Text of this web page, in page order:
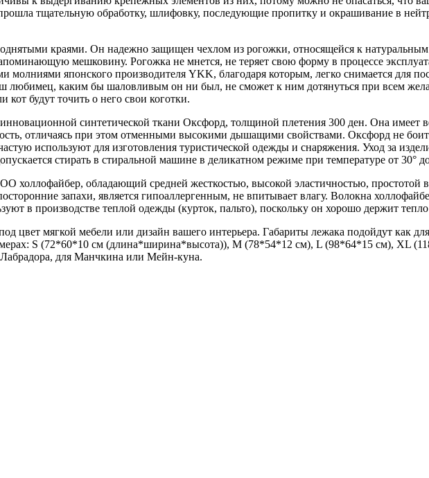
тщательную обработку, шлифовку, последующие пропитку и окрашивание в
краями. Он надежно защищен чехлом из рогожки, относящейся к
мешковину. Рогожка не мнется, не теряет свою форму в процессе
молниями японского производителя YKK, благодаря которым, легко снимается для
любимец, каким бы шаловливым он ни был, не сможет к ним дотянуться при всем
кот будут точить о него свои коготки.
синтетической ткани Оксфорд, толщиной плетения 300 ден. Она имеет
отличаясь при этом отменными высокими дышащими свойствами. Оксфорд не
используют для изготовления туристической одежды и снаряжения. Уход за
стирать в стиральной машине в деликатном режиме при температуре от 30°
холлофайбер, обладающий средней жесткостью, высокой эластичностью, простотой
запахи, является гипоаллергенным, не впитывает влагу. Волокна
в производстве теплой одежды (курток, пальто), поскольку он хорошо держит
цвет мягкой мебели или дизайн вашего интерьера. Габариты лежака подойдут как
S (72*60*10 см (длина*ширина*высота)), M (78*54*12 см), L (98*64*15 см), XL
Лабрадора, для Манчкина или Мейн-куна.